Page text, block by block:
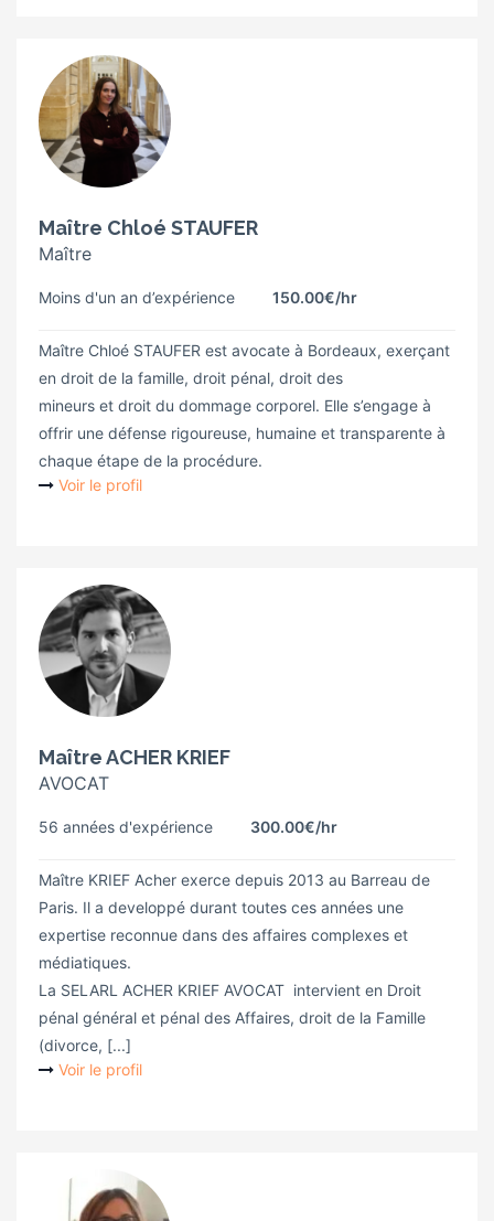
Maître Chloé STAUFER
Maître
Moins d'un an d’expérience 150.00€/hr
Maître Chloé STAUFER est avocate à Bordeaux, exerçant
en droit de la famille, droit pénal, droit des
mineurs et droit du dommage corporel. Elle s’engage à
offrir une défense rigoureuse, humaine et transparente à
chaque étape de la procédure.
Voir le profil
Maître ACHER KRIEF
AVOCAT
56 années d'expérience 300.00€/hr
Maître KRIEF Acher exerce depuis 2013 au Barreau de
Paris. Il a developpé durant toutes ces années une
expertise reconnue dans des affaires complexes et
médiatiques.
La SELARL ACHER KRIEF AVOCAT intervient en Droit
pénal général et pénal des Affaires, droit de la Famille
(divorce, [...]
Voir le profil